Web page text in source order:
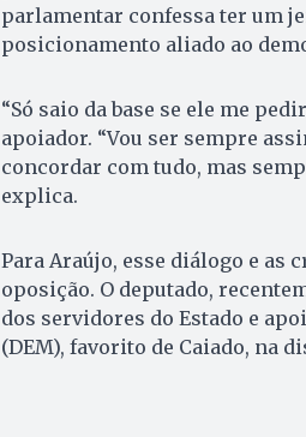
parlamentar confessa ter um
posicionamento aliado ao
“Só saio da base se ele me
apoiador. “Vou ser sempre
concordar com tudo, mas
explica.
Para Araújo, esse diálogo e as
oposição. O deputado,
dos servidores do Estado e
(DEM), favorito de Caiado, na